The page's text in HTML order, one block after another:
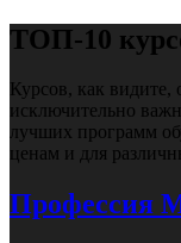
ТОП-10
Курсов, как
исключительно
лучших программ
ценам и для
Профессия